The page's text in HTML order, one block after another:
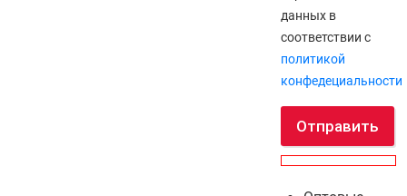
данных в
соответствии с
политикой
конфедециальности
Отправить